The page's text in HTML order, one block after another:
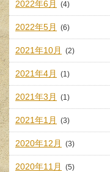
2022年6月 (4)
2022年5月 (6)
2021年10月 (2)
2021年4月 (1)
2021年3月 (1)
2021年1月 (3)
2020年12月 (3)
2020年11月 (5)